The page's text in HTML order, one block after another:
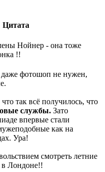
Цитата
Нойнер - она тоже
!!
фотошоп не нужен,
так всё получилось, что
службы. Зато
впервые стали
как на
Ура!
смотреть летние
Лондоне!!